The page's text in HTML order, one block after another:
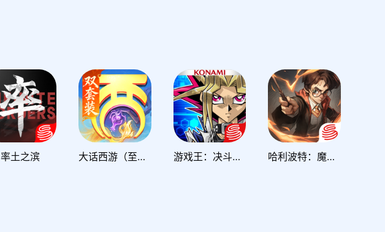
率土之滨 大话西游（至尊养生服） 游戏王：决斗链接 哈利波特：魔法觉醒（官服全场景60帧）